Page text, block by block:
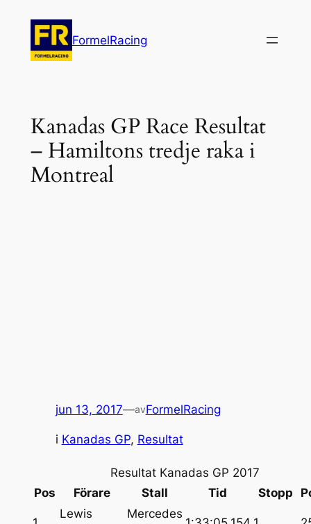
innehåll
FormelRacing
Kanadas GP Race Resultat
– Hamiltons tredje raka i
Montreal
jun 13, 2017—avFormelRacing
i Kanadas GP, Resultat
Resultat Kanadas GP 2017
Pos
Förare Stall Tid Stopp
Lewis
Mercedes